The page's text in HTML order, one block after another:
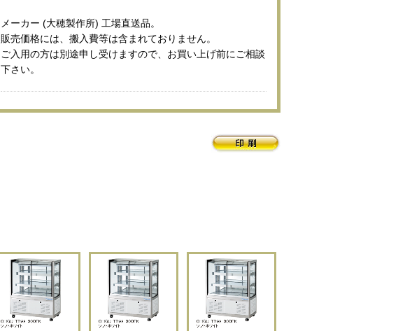
メーカー (大穂製作所) 工場直送品。
販売価格には、搬入費等は含まれておりません。
ご入用の方は別途申し受けますので、お買い上げ前にご相談
下さい。